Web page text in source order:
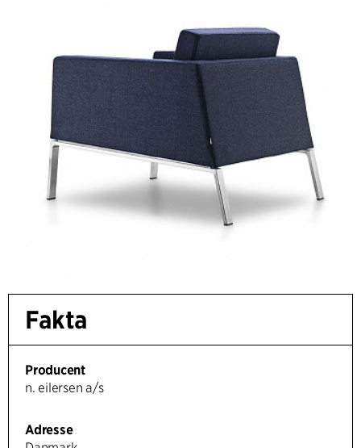
Fakta
Producent
n. eilersen a/s
Adresse